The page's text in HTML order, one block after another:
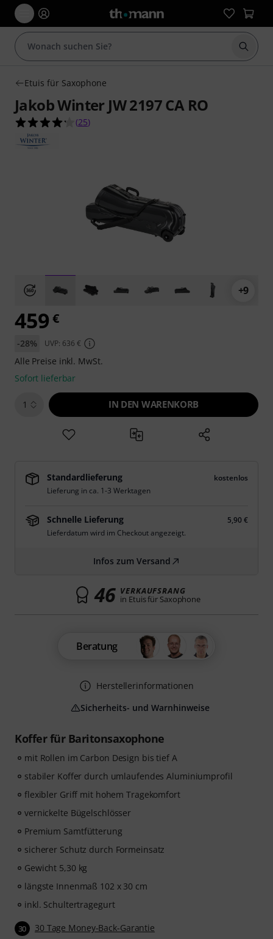
Suche
Etuis für Saxophone
Jakob Winter JW 2197 CA RO
4.2 von 5 Sternen aus 25 Kundenbewertungen
(25)
+9
Koffer für Baritonsaxophone
mit Rollen im Carbon Design bis tief A
stabiler Koffer durch umlaufendes Aluminiumprofil
flexibler Griff mit hohem Tragekomfort
vernickelte Bügelschlösser
Premium Samtfütterung
sicherer Schutz durch Formeinsatz
Gewicht 5,30 kg
längste Innenmaß 102 x 30 cm
inkl. Schultertragegurt
30 30 Tage Money-Back-Garantie
459 €
-28% UVP: 636 €
Alle Preise inkl. MwSt.
Sofort lieferbar
1 IN DEN WARENKORB
Standardlieferung
kostenlos
Lieferung in ca. 1-3 Werktagen
Schnelle Lieferung
5,90 €
Lieferdatum wird im Checkout angezeigt.
Infos zum Versand
46 VERKAUFSRANG
in Etuis für Saxophone
Beratung
Herstellerinformationen
Sicherheits- und Warnhinweise